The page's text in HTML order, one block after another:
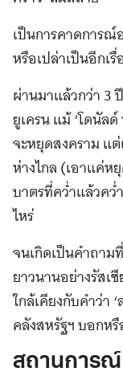
เป็นการคาดการณ์
หรือเปล่าเป็นอีกเรื่
ผ่านมาแล้วกว่า 3
ยูเครน แม้ ‘โดนัล
จะหยุดสงคราม แ
ห่างไกล (เอาแค่ห
บาตรที่คว่ำแล้วคว่
ไหร่
จนเกิดเป็นคำถาม
ยาวนานอย่างรัสเซี
ใกล้เคียงกับคำว่า
คลังสหรัฐฯ บอกหรื
สถานการณ์